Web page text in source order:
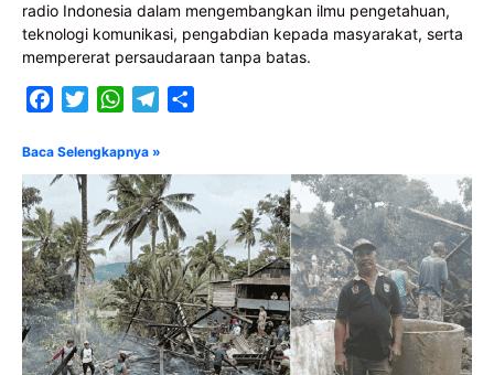
radio Indonesia dalam mengembangkan ilmu pengetahuan,
teknologi komunikasi, pengabdian kepada masyarakat, serta
mempererat persaudaraan tanpa batas.
FacebookTwitterWhatsAppTelegram
Baca Selengkapnya »